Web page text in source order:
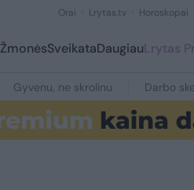
Orai Lrytas.tv Horoskopai
ŽmonėsSveikataDaugiauLrytas
Gyvenu, ne skrolinu Darbo